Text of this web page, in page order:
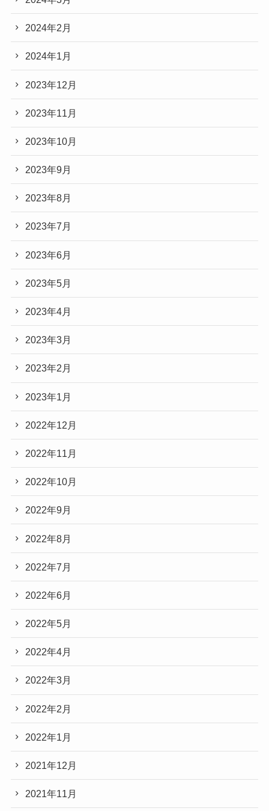
2024年2月
2024年1月
2023年12月
2023年11月
2023年10月
2023年9月
2023年8月
2023年7月
2023年6月
2023年5月
2023年4月
2023年3月
2023年2月
2023年1月
2022年12月
2022年11月
2022年10月
2022年9月
2022年8月
2022年7月
2022年6月
2022年5月
2022年4月
2022年3月
2022年2月
2022年1月
2021年12月
2021年11月